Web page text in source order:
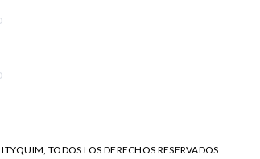
TODOS LOS DERECHOS RESERVADOS